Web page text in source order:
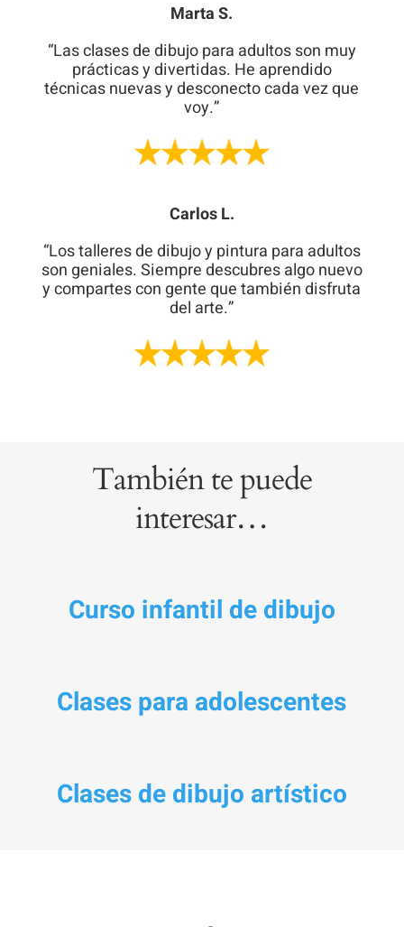
Marta S.
“Las clases de dibujo para adultos son muy
prácticas y divertidas. He aprendido
técnicas nuevas y desconecto cada vez que
voy.”
Carlos L.
“Los talleres de dibujo y pintura para adultos
son geniales. Siempre descubres algo nuevo
y compartes con gente que también disfruta
del arte.”
También te puede
interesar…
Curso infantil de dibujo
Clases para adolescentes
Clases de dibujo artístico